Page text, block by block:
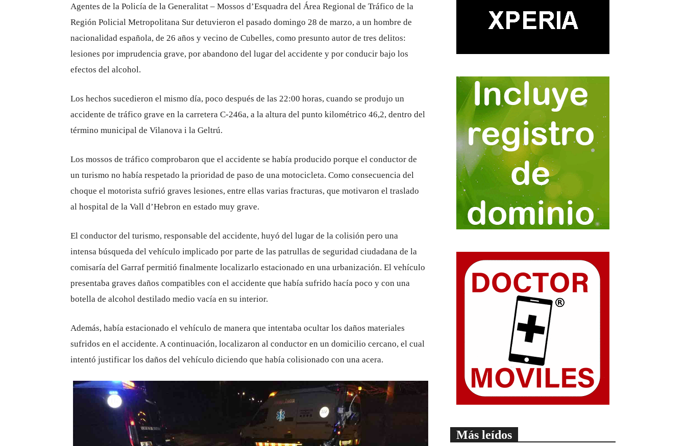
Agentes de la Policía de la Generalitat – Mossos d’Esquadra del Área Regional de Tráfico de la
Región Policial Metropolitana Sur detuvieron el pasado domingo 28 de marzo, a un hombre de
nacionalidad española, de 26 años y vecino de Cubelles, como presunto autor de tres delitos:
lesiones por imprudencia grave, por abandono del lugar del accidente y por conducir bajo los
efectos del alcohol.
Los hechos sucedieron el mismo día, poco después de las 22:00 horas, cuando se produjo un
accidente de tráfico grave en la carretera C-246a, a la altura del punto kilométrico 46,2, dentro del
término municipal de Vilanova i la Geltrú.
Los mossos de tráfico comprobaron que el accidente se había producido porque el conductor de
un turismo no había respetado la prioridad de paso de una motocicleta. Como consecuencia del
choque el motorista sufrió graves lesiones, entre ellas varias fracturas, que motivaron el traslado
al hospital de la Vall d’Hebron en estado muy grave.
El conductor del turismo, responsable del accidente, huyó del lugar de la colisión pero una
intensa búsqueda del vehículo implicado por parte de las patrullas de seguridad ciudadana de la
comisaría del Garraf permitió finalmente localizarlo estacionado en una urbanización. El vehículo
presentaba graves daños compatibles con el accidente que había sufrido hacía poco y con una
botella de alcohol destilado medio vacía en su interior.
Además, había estacionado el vehículo de manera que intentaba ocultar los daños materiales
sufridos en el accidente. A continuación, localizaron al conductor en un domicilio cercano, el cual
intentó justificar los daños del vehículo diciendo que había colisionado con una acera.
Más leídos